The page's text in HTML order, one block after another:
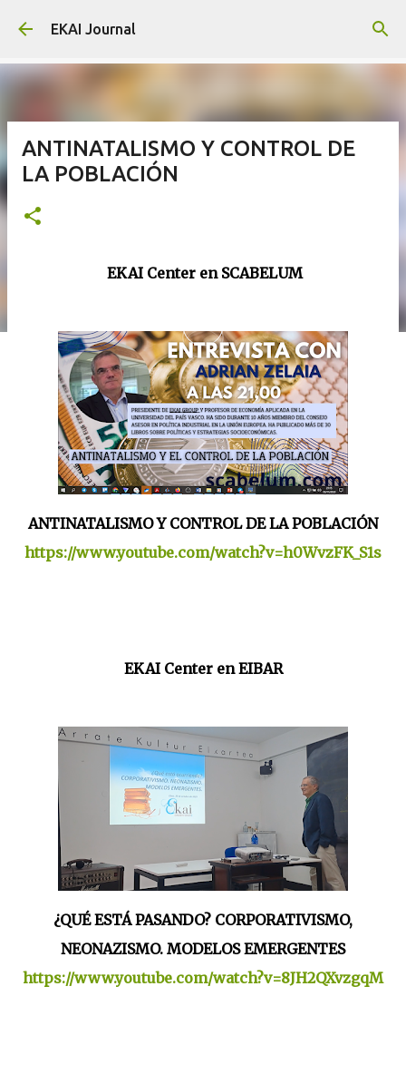
EKAI Journal
ANTINATALISMO Y CONTROL DE
LA POBLACIÓN
EKAI Center en SCABELUM
ANTINATALISMO Y CONTROL DE LA POBLACIÓN
https://www.youtube.com/watch?v=h0WvzFK_S1s
EKAI Center en EIBAR
¿QUÉ ESTÁ PASANDO? CORPORATIVISMO,
NEONAZISMO. MODELOS EMERGENTES
https://www.youtube.com/watch?v=8JH2QXvzgqM